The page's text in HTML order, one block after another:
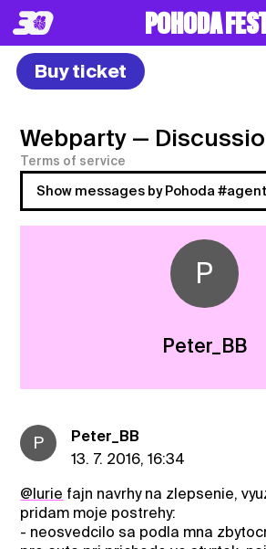
POHODA
Buy ticket
Webparty —
Terms of service
Show messages by Pohoda
P
Peter_BB
P
Peter_BB
13. 7. 2016, 16:34
@lurie fajn navrhy na zlepsenie,
pridam moje postrehy:
- neosvedcilo sa podla mna